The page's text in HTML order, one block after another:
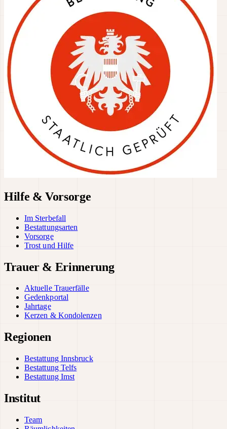
Hilfe & Vorsorge
Im Sterbefall
Bestattungsarten
Vorsorge
Trost und Hilfe
Trauer & Erinnerung
Aktuelle Trauerfälle
Gedenkportal
Jahrtage
Kerzen & Kondolenzen
Regionen
Bestattung Innsbruck
Bestattung Telfs
Bestattung Imst
Institut
Team